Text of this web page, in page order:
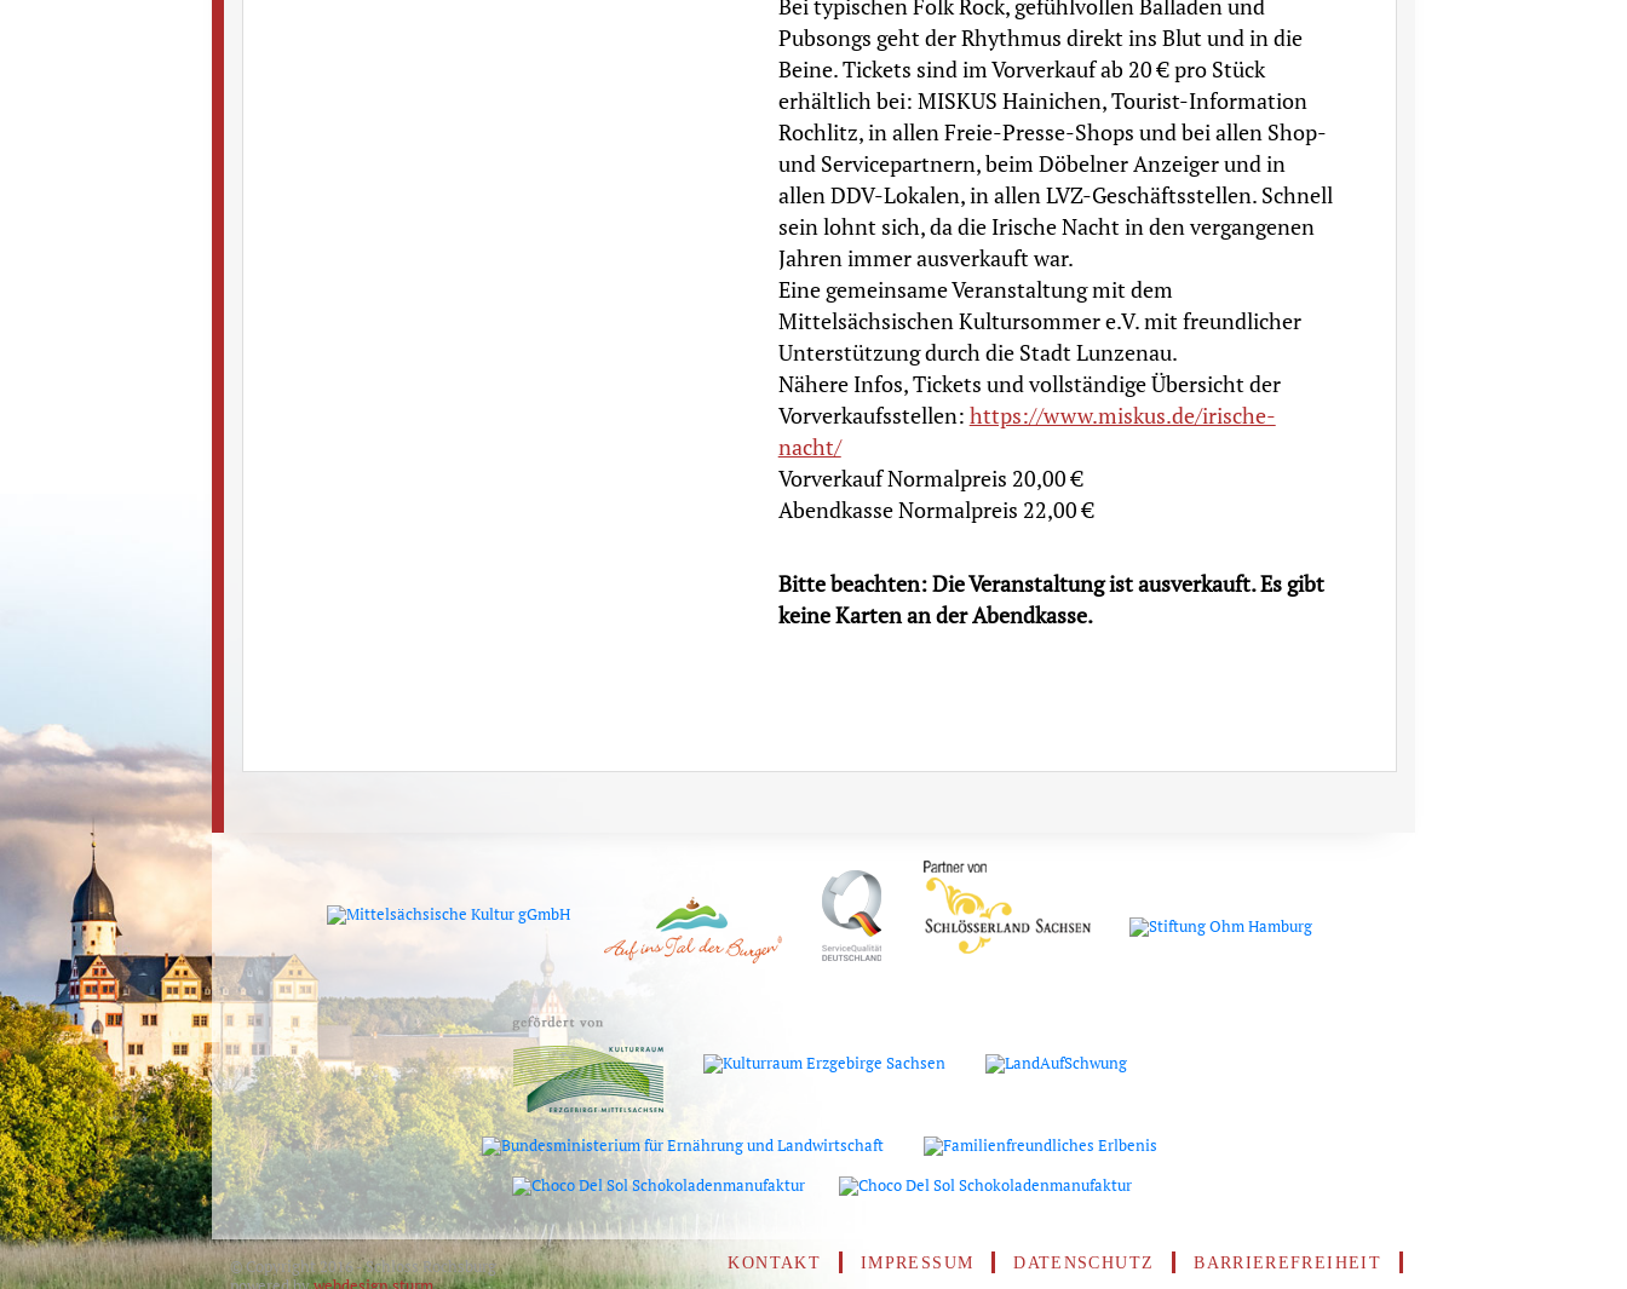
Bei typischen Folk Rock, gefühlvollen Balladen und
Pubsongs geht der Rhythmus direkt ins Blut und in die
Beine. Tickets sind im Vorverkauf ab 20 € pro Stück
erhältlich bei: MISKUS Hainichen, Tourist-Information
Rochlitz, in allen Freie-Presse-Shops und bei allen Shop-
und Servicepartnern, beim Döbelner Anzeiger und in
allen DDV-Lokalen, in allen LVZ-Geschäftsstellen. Schnell
sein lohnt sich, da die Irische Nacht in den vergangenen
Jahren immer ausverkauft war.
Eine gemeinsame Veranstaltung mit dem
Mittelsächsischen Kultursommer e.V. mit freundlicher
Unterstützung durch die Stadt Lunzenau.
Nähere Infos, Tickets und vollständige Übersicht der
Vorverkaufsstellen: https://www.miskus.de/irische-
nacht/
Vorverkauf Normalpreis 20,00 €
Abendkasse Normalpreis 22,00 €
Bitte beachten: Die Veranstaltung ist ausverkauft. Es gibt
keine Karten an der Abendkasse.
KONTAKT IMPRESSUM DATENSCHUTZ BARRIEREFREIHEIT
© Copyright 2016 - Schloss Rochsburg